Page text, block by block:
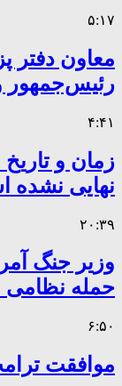
۵:۱۷
معاون دفتر
۴:۴۱
زمان و تاریخ
نهایی نشده
۲۰:۳۹
وزیر جنگ
حمله نظامی
۶:۵۰
موافقت